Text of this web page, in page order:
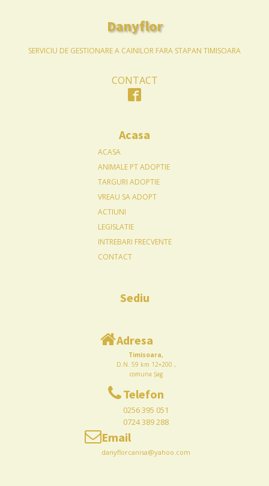
Danyflor
SERVICIU DE GESTIONARE A CAINILOR FARA STAPAN TIMISOARA
CONTACT
Acasa
ACASA
ANIMALE PT ADOPTIE
TARGURI ADOPTIE
VREAU SA ADOPT
ACTIUNI
LEGISLATIE
INTREBARI FRECVENTE
CONTACT
Sediu
Adresa
Timisoara,
D.N. 59 km 12+200 ,
comuna Șag
Telefon
0256 395 051
0724 389 288
Email
danyflorcanisa@yahoo.com